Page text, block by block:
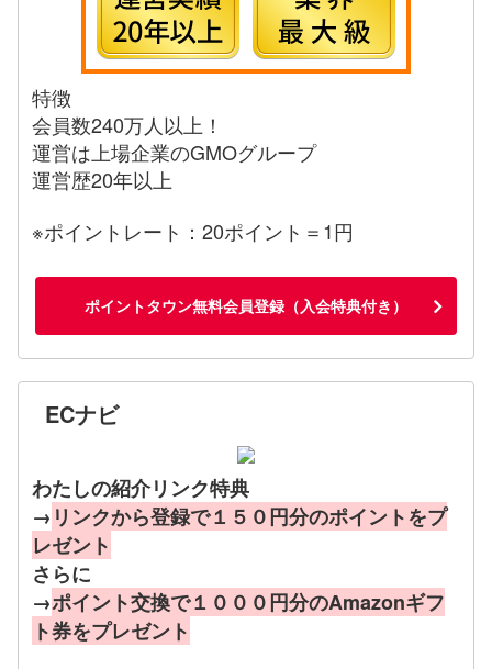
特徴
会員数240万人以上！
運営は上場企業のGMOグループ
運営歴20年以上
※ポイントレート：20ポイント＝1円
ポイントタウン無料会員登録（入会特典付き）
ECナビ
わたしの紹介リンク特典
→ リンクから登録で１５０円分のポイントをプ
レゼント
さらに
→ポイント交換で１０００円分のAmazonギフ
ト券をプレゼント